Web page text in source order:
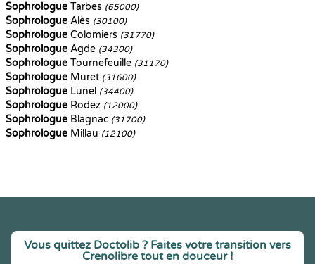
Sophrologue Tarbes (65000)
Sophrologue Alès (30100)
Sophrologue Colomiers (31770)
Sophrologue Agde (34300)
Sophrologue Tournefeuille (31170)
Sophrologue Muret (31600)
Sophrologue Lunel (34400)
Sophrologue Rodez (12000)
Sophrologue Blagnac (31700)
Sophrologue Millau (12100)
Vous quittez Doctolib ? Faites votre transition vers
Crenolibre tout en douceur !